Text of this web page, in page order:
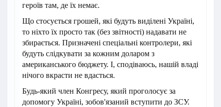
героїв там, де їх немає.
Що стосується грошей, які будуть виділені Україні,
то ніхто їх просто так (без звітності) надавати не
збирається. Призначені спеціальні контролери, які
будуть слідкувати за кожним доларом з
американського бюджету. І, сподіваюсь, нашій владі
нічого вкрасти не вдасться.
Будь-який член Конгресу, який проголосує за
допомогу Україні, зобов'язаний вступити до ЗСУ.